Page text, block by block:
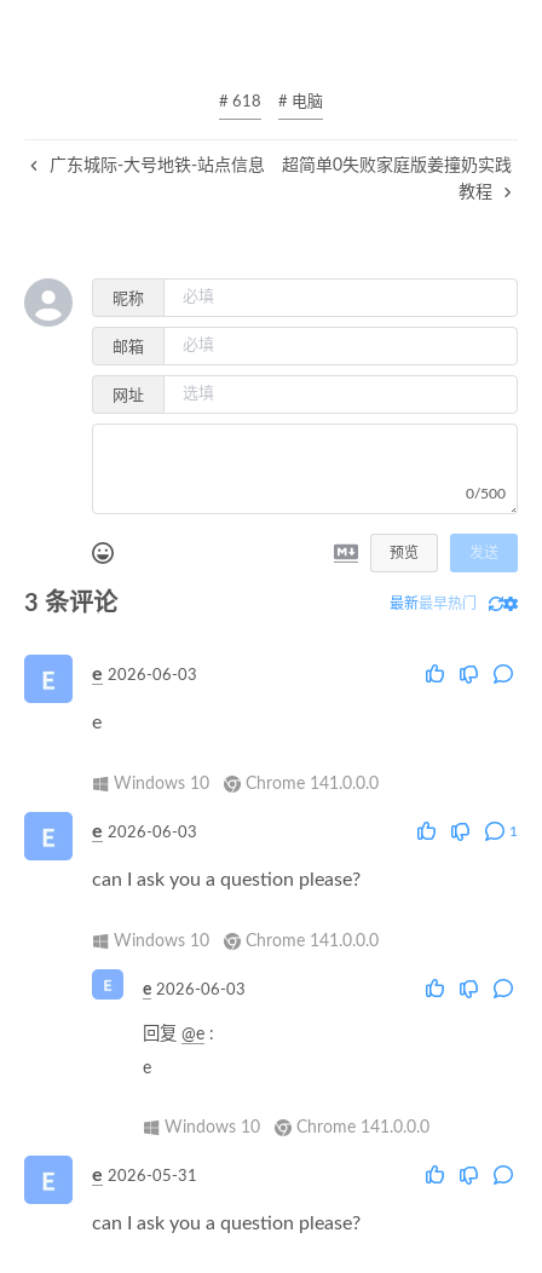
# 618 # 电脑
广东城际-大号地铁-站点信息
超简单0失败家庭版姜撞奶实践
教程
昵称
邮箱
网址
0/500
预览 发送
3 条评论 最新最早热门
e 2026-06-03
e
Windows 10 Chrome 141.0.0.0
e 2026-06-03 1
can I ask you a question please?
Windows 10 Chrome 141.0.0.0
e 2026-06-03
回复 @e:
e
Windows 10 Chrome 141.0.0.0
e 2026-05-31
can I ask you a question please?